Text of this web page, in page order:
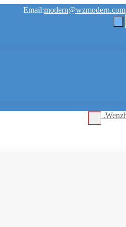
Email:modern@wzmodern.com